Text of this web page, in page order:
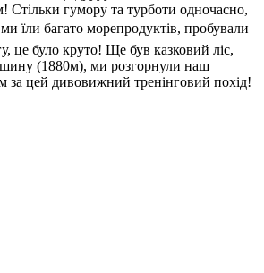
гумору та турботи одночасно,
їли багато морепродуктів, пробували
це було круто! Ще був казковий ліс,
(1880м), ми розгорнули наш
за цей дивовижний тренінговий похід!